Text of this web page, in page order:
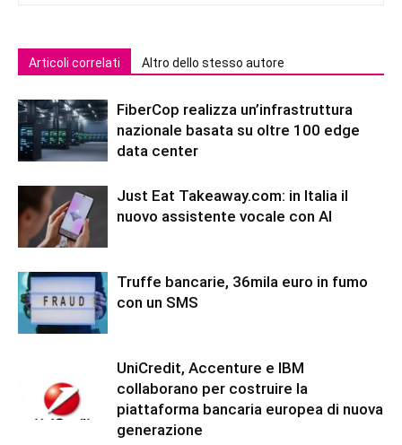
Articoli correlati Altro dello stesso autore
FiberCop realizza un’infrastruttura
nazionale basata su oltre 100 edge
data center
Just Eat Takeaway.com: in Italia il
nuovo assistente vocale con AI
Truffe bancarie, 36mila euro in fumo
con un SMS
UniCredit, Accenture e IBM
collaborano per costruire la
piattaforma bancaria europea di nuova
generazione